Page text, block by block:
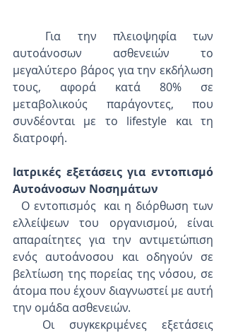
αυτοάνοσων ασθενειών το
μεγαλύτερο βάρος για την εκδήλωση
τους, αφορά κατά 80% σε
μεταβολικούς παράγοντες, που
συνδέονται με το lifestyle και τη
διατροφή.
Ιατρικές εξετάσεις για εντοπισμό
Αυτοάνοσων Νοσημάτων
ελλείψεων του οργανισμού, είναι
απαραίτητες για την αντιμετώπιση
ενός αυτοάνοσου και οδηγούν σε
βελτίωση της πορείας της νόσου, σε
άτομα που έχουν διαγνωστεί με αυτή
την ομάδα ασθενειών.